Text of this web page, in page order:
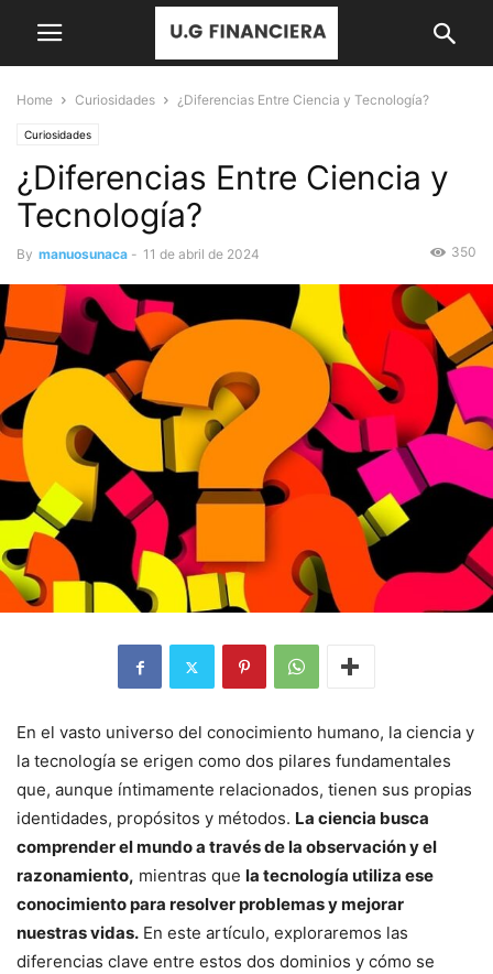
Home Curiosidades ¿Diferencias Entre Ciencia y Tecnología?
Curiosidades
¿Diferencias Entre Ciencia y
Tecnología?
By manuosunaca - 11 de abril de 2024 350
En el vasto universo del conocimiento humano, la ciencia y
la tecnología se erigen como dos pilares fundamentales
que, aunque íntimamente relacionados, tienen sus propias
identidades, propósitos y métodos. La ciencia busca
comprender el mundo a través de la observación y el
razonamiento, mientras que la tecnología utiliza ese
conocimiento para resolver problemas y mejorar
nuestras vidas. En este artículo, exploraremos las
diferencias clave entre estos dos dominios y cómo se